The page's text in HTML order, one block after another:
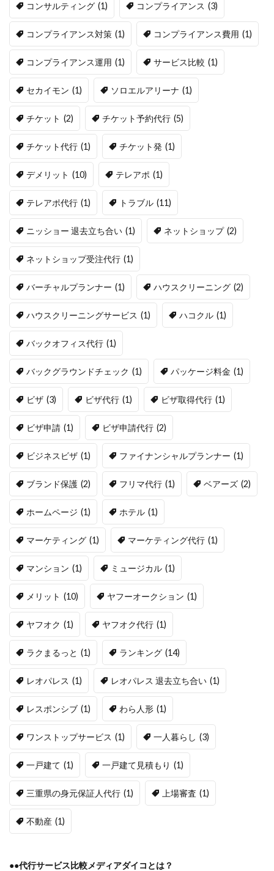
コンサルティング (1) コンプライアンス (3)
コンプライアンス対策 (1) コンプライアンス費用 (1)
コンプライアンス運用 (1) サービス比較 (1)
セカイモン (1) ソロエルアリーナ (1)
チケット (2) チケット予約代行 (5)
チケット代行 (1) チケット発 (1)
デメリット (10) テレアポ (1)
テレアポ代行 (1) トラブル (11)
ニッショー 退去立ち合い (1) ネットショップ (2)
ネットショップ受注代行 (1)
バーチャルプランナー (1) ハウスクリーニング (2)
ハウスクリーニングサービス (1) ハコクル (1)
バックオフィス代行 (1)
バックグラウンドチェック (1) パッケージ料金 (1)
ビザ (3) ビザ代行 (1) ビザ取得代行 (1)
ビザ申請 (1) ビザ申請代行 (2)
ビジネスビザ (1) ファイナンシャルプランナー (1)
ブランド保護 (2) フリマ代行 (1) ベアーズ (2)
ホームページ (1) ホテル (1)
マーケティング (1) マーケティング代行 (1)
マンション (1) ミュージカル (1)
メリット (10) ヤフーオークション (1)
ヤフオク (1) ヤフオク代行 (1)
ラクまるっと (1) ランキング (14)
レオパレス (1) レオパレス 退去立ち合い (1)
レスポンシブ (1) わら人形 (1)
ワンストップサービス (1) 一人暮らし (3)
一戸建て (1) 一戸建て見積もり (1)
三重県の身元保証人代行 (1) 上場審査 (1)
不動産 (1)
●●代行サービス比較メディアダイコとは？